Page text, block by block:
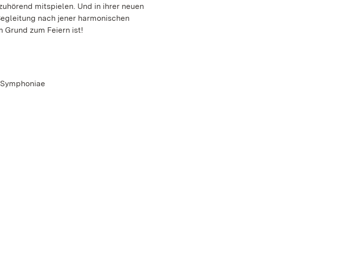
mitspielen. Und in ihrer neuen
nach jener harmonischen
Grund zum Feiern ist!